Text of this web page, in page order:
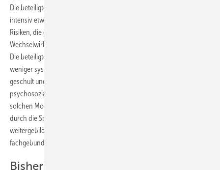
Die beteiligten Fachpsychotherapeuten erfahren sehr direkt und
intensiv etwas über betriebliche Belange bzw. gesundheitliche
Risiken, die ggf. durch pathogene Arbeitsbedingungen in
Wechselwirkung mit den jeweils betroffenen Personen gegeben sind.
Die beteiligten Arbeitsmediziner bzw. Sozialberater werden mehr oder
weniger systematisch in psychosomatischen Sicht- und Denkweisen
geschult und sind so immer besser in der Lage, selbst in die Rolle des
psychosozialen Experten einzutreten. Nicht wenige der über Jahre an
solchen Modellen beteiligten Arbeitsmediziner haben sich, angeregt
durch die Sprechstunde, in Psychosomatischer Grundversorgung
weitergebildet, einige haben auch den Zusatztitel der
fachgebundenen Psychotherapie erworben.
Bisherige Erfahrungen mit der